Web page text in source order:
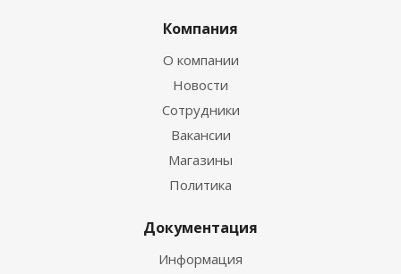
Компания
О компании
Новости
Сотрудники
Вакансии
Магазины
Политика
Документация
Информация